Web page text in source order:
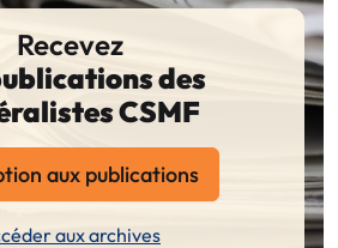
Recevez
des
CSMF
aux publications
aux archives